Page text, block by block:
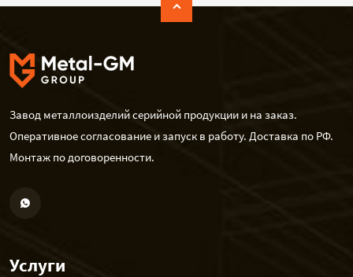
Завод металлоизделий серийной продукции и на заказ.
Оперативное согласование и запуск в работу. Доставка по РФ.
Монтаж по договоренности.
Услуги